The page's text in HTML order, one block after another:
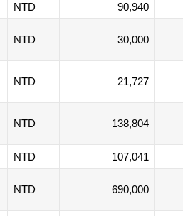
NTD 90,940
NTD 30,000
NTD 21,727
NTD 138,804
NTD 107,041
NTD 690,000